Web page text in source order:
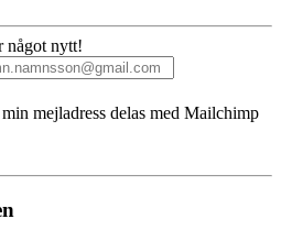
något nytt!
mejladress delas med Mailchimp